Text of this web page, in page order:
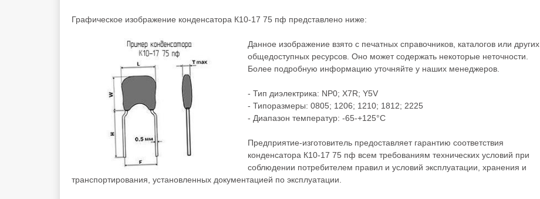
Графическое изображение конденсатора К10-17 75 пф представлено ниже:
Данное изображение взято с печатных справочников, каталогов или других
общедоступных ресурсов. Оно может содержать некоторые неточности.
Более подробную информацию уточняйте у наших менеджеров.
- Тип диэлектрика: NP0; X7R; Y5V
- Типоразмеры: 0805; 1206; 1210; 1812; 2225
- Диапазон температур: -65-+125°С
Предприятие-изготовитель предоставляет гарантию соответствия
конденсатора К10-17 75 пф всем требованиям технических условий при
соблюдении потребителем правил и условий эксплуатации, хранения и
транспортирования, установленных документацией по эксплуатации.